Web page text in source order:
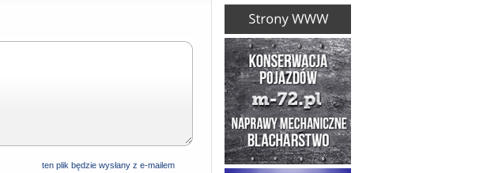
ten plik będzie wysłany z e-mailem